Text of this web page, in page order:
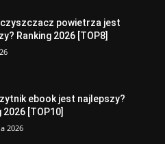
powietrza jest
Ranking 2026 [TOP8]
ebook jest najlepszy?
2026 [TOP10]
2026